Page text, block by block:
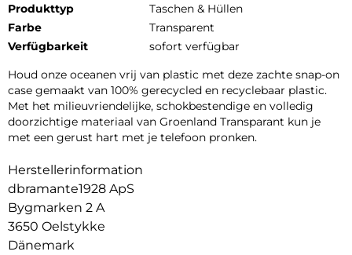
Produkttyp
Taschen & Hüllen
Farbe
Transparent
Verfügbarkeit
sofort verfügbar
Houd onze oceanen vrij van plastic met deze zachte snap-on
case gemaakt van 100% gerecycled en recyclebaar plastic.
Met het milieuvriendelijke, schokbestendige en volledig
doorzichtige materiaal van Groenland Transparant kun je
met een gerust hart met je telefoon pronken.
Herstellerinformation
dbramante1928 ApS
Bygmarken 2 A
3650 Oelstykke
Dänemark